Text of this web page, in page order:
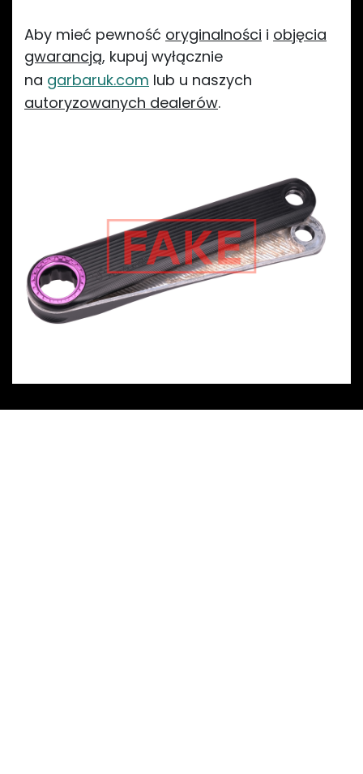
Aby mieć pewność oryginalności i objęcia
gwarancją, kupuj wyłącznie
na garbaruk.com lub u naszych
autoryzowanych dealerów.